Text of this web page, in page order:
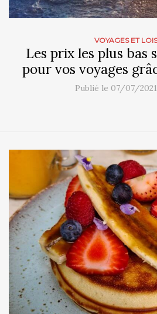
VOYAGES ET
Les prix les plus bas
pour vos voyages
Publié le 07/07/2021